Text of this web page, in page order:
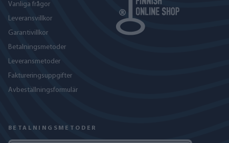
Vanliga frågor
Leveransvillkor
Garantivillkor
Betalningsmetoder
Leveransmetoder
Faktureringsuppgifter
Avbeställningsformulär
BETALNINGSMETODER